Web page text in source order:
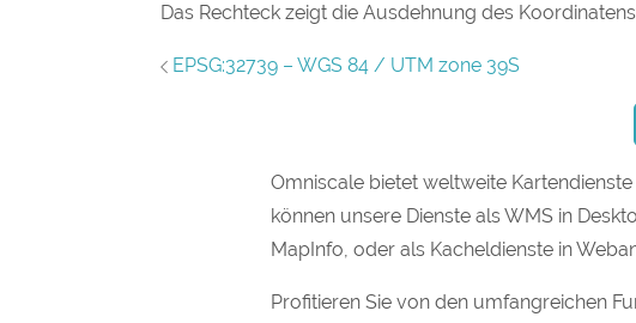
Das Rechteck zeigt die Ausdehnung des
EPSG:32739 – WGS 84 / UTM zone 39S
Omniscale bietet weltweite
können unsere Dienste als WMS in
MapInfo, oder als Kacheldienste in
Profitieren Sie von den umfangreichen